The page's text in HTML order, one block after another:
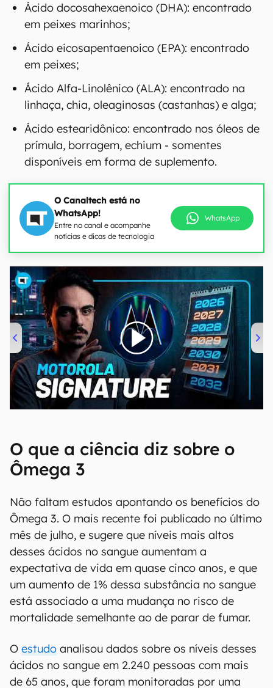
Ácido docosahexaenoico (DHA): encontrado
em peixes marinhos;
Ácido eicosapentaenoico (EPA): encontrado
em peixes;
Ácido Alfa-Linolênico (ALA): encontrado na
linhaça, chia, oleaginosas (castanhas) e alga;
Ácido estearidônico: encontrado nos óleos de
prímula, borragem, echium - somentes
disponíveis em forma de suplemento.
O Canaltech está no
WhatsApp!
Entre no canal e acompanhe
notícias e dicas de tecnologia
WhatsApp
00:00/20:46
O que a ciência diz sobre o
Ômega 3
Não faltam estudos apontando os benefícios do
Ômega 3. O mais recente foi publicado no último
mês de julho, e sugere que níveis mais altos
desses ácidos no sangue aumentam a
expectativa de vida em quase cinco anos, e que
um aumento de 1% dessa substância no sangue
está associado a uma mudança no risco de
mortalidade semelhante ao de parar de fumar.
O estudo analisou dados sobre os níveis desses
ácidos no sangue em 2.240 pessoas com mais
de 65 anos, que foram monitoradas por uma